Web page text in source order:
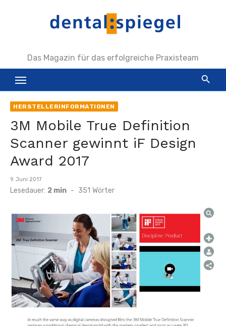
Das Magazin für das erfolgreiche Praxisteam
HERSTELLERINFORMATIONEN
3M Mobile True Definition
Scanner gewinnt iF Design
Award 2017
Veröffentlicht
am
9. Juni 2017
Lesedauer: 2 min - 351 Wörter